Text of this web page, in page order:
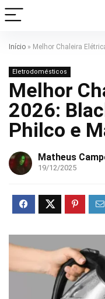
Início » Melhor Chaleira
Eletrodomésticos
Melhor
2026:
Philco e
Matheus
19/12/2025